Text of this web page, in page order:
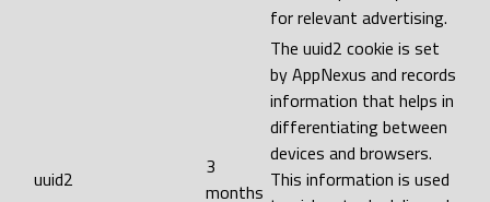
for relevant advertising.
uuid2
3
months
The uuid2 cookie is set
by AppNexus and records
information that helps in
differentiating between
devices and browsers.
This information is used